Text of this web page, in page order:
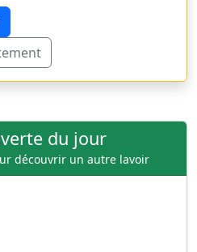
du jour
découvrir un autre lavoir